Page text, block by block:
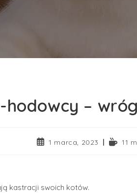
hodowcy –
1 marca, 2023 11
kastracji swoich kotów.